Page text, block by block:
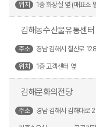
위치 1층 화장실 옆 (매표소
김해농수산물유통센터
주소 경남 김해시 칠산로
위치 1층 고객센터 옆
김해문화의전당
주소 경남 김해시 김해대로